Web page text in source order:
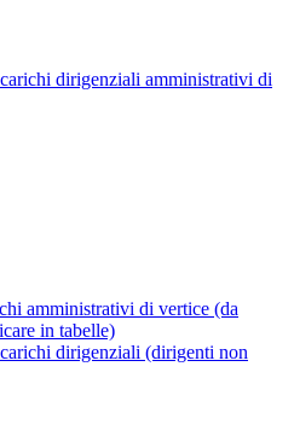
dirigenziali amministrativi di
amministrativi di vertice (da
in tabelle)
dirigenziali (dirigenti non